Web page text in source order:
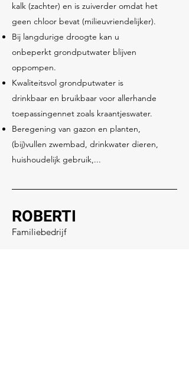
kalk (zachter) en is zuiverder omdat het
geen chloor bevat (milieuvriendelijker).
Bij langdurige droogte kan u
onbeperkt grondputwater blijven
oppompen.
Kwaliteitsvol grondputwater is
drinkbaar en bruikbaar voor allerhande
toepassingennet zoals kraantjeswater.
Beregening van gazon en planten,
(bij)vullen zwembad, drinkwater dieren,
huishoudelijk gebruik,...
ROBERTI
Familiebedrijf